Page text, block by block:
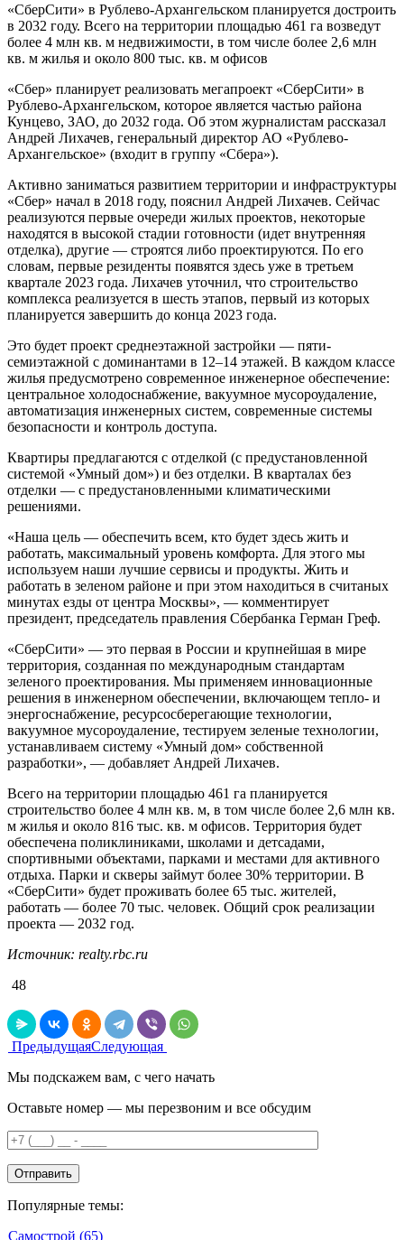
«СберСити» в Рублево-Архангельском планируется достроить
в 2032 году. Всего на территории площадью 461 га возведут
более 4 млн кв. м недвижимости, в том числе более 2,6 млн
кв. м жилья и около 800 тыс. кв. м офисов
«Сбер» планирует реализовать мегапроект «СберСити» в
Рублево-Архангельском, которое является частью района
Кунцево, ЗАО, до 2032 года. Об этом журналистам рассказал
Андрей Лихачев, генеральный директор АО «Рублево-
Архангельское» (входит в группу «Сбера»).
Активно заниматься развитием территории и инфраструктуры
«Сбер» начал в 2018 году, пояснил Андрей Лихачев. Сейчас
реализуются первые очереди жилых проектов, некоторые
находятся в высокой стадии готовности (идет внутренняя
отделка), другие — строятся либо проектируются. По его
словам, первые резиденты появятся здесь уже в третьем
квартале 2023 года. Лихачев уточнил, что строительство
комплекса реализуется в шесть этапов, первый из которых
планируется завершить до конца 2023 года.
Это будет проект среднеэтажной застройки — пяти-
семиэтажной с доминантами в 12–14 этажей. В каждом классе
жилья предусмотрено современное инженерное обеспечение:
центральное холодоснабжение, вакуумное мусороудаление,
автоматизация инженерных систем, современные системы
безопасности и контроль доступа.
Квартиры предлагаются с отделкой (с предустановленной
системой «Умный дом») и без отделки. В кварталах без
отделки — с предустановленными климатическими
решениями.
«Наша цель — обеспечить всем, кто будет здесь жить и
работать, максимальный уровень комфорта. Для этого мы
используем наши лучшие сервисы и продукты. Жить и
работать в зеленом районе и при этом находиться в считаных
минутах езды от центра Москвы», — комментирует
президент, председатель правления Сбербанка Герман Греф.
«СберСити» — это первая в России и крупнейшая в мире
территория, созданная по международным стандартам
зеленого проектирования. Мы применяем инновационные
решения в инженерном обеспечении, включающем тепло- и
энергоснабжение, ресурсосберегающие технологии,
вакуумное мусороудаление, тестируем зеленые технологии,
устанавливаем систему «Умный дом» собственной
разработки», — добавляет Андрей Лихачев.
Всего на территории площадью 461 га планируется
строительство более 4 млн кв. м, в том числе более 2,6 млн кв.
м жилья и около 816 тыс. кв. м офисов. Территория будет
обеспечена поликлиниками, школами и детсадами,
спортивными объектами, парками и местами для активного
отдыха. Парки и скверы займут более 30% территории. В
«СберСити» будет проживать более 65 тыс. жителей,
работать — более 70 тыс. человек. Общий срок реализации
проекта — 2032 год.
Источник: realty.rbc.ru
48
ПредыдущаяСледующая
Мы подскажем вам, с чего начать
Оставьте номер — мы перезвоним и все обсудим
Популярные темы:
Самострой (65)